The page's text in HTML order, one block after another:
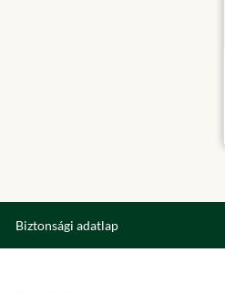
Biztonsági adatlap